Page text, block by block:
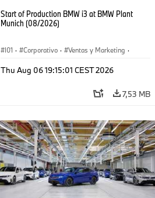
Start of Production BMW i3 at BMW Plant
Munich (08/2026)
I01 · Corporativo · Ventas y Marketing ·
Thu Aug 06 19:15:01 CEST 2026
7,53 MB